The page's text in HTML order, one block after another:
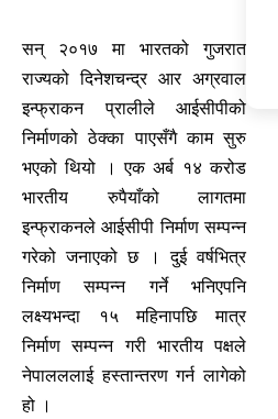
सन् २०१७ मा भारतको गुजरात
राज्यको दिनेशचन्द्र आर अग्रवाल
इन्फ्राकन प्रालीले आईसीपीको
निर्माणको ठेक्का पाएसँगै काम सुरु
भएको थियो । एक अर्ब १४ करोड
भारतीय रुपैयाँको लागतमा
इन्फ्राकनले आईसीपी निर्माण सम्पन्न
गरेको जनाएको छ । दुई वर्षभित्र
निर्माण सम्पन्न गर्ने भनिएपनि
लक्ष्यभन्दा १५ महिनापछि मात्र
निर्माण सम्पन्न गरी भारतीय पक्षले
नेपालललाई हस्तान्तरण गर्न लागेको
हो ।